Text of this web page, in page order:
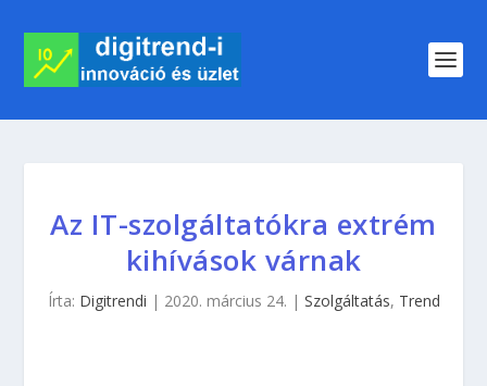
Az IT-szolgáltatókra extrém
kihívások várnak
Írta: Digitrendi | 2020. március 24. | Szolgáltatás, Trend